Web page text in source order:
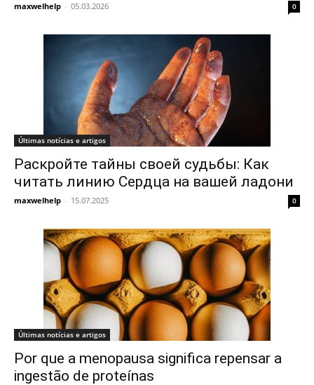
maxwelhelp - 05.03.2026 0
Últimas notícias e artigos
Раскройте тайны своей судьбы: Как
читать линию Сердца на вашей ладони
maxwelhelp - 15.07.2025 0
Últimas notícias e artigos
Por que a menopausa significa repensar a
ingestão de proteínas